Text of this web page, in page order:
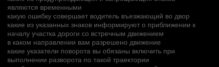
являются временными
какую ошибку совершает водитель въезжающий во двор
какие из указанных знаков информируют о приближении к
началу участка дороги со встречным движением
в каком направлении вам разрешено движение
какие указатели поворота вы обязаны включить при
выполнении разворота по такой траектории